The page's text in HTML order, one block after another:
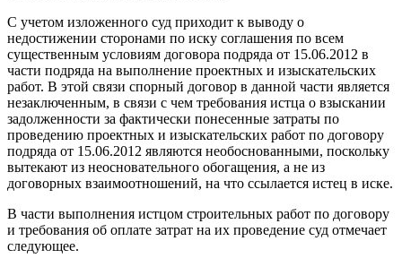
С учетом изложенного суд приходит к выводу о
недостижении сторонами по иску соглашения по всем
существенным условиям договора подряда от 15.06.2012 в
части подряда на выполнение проектных и изыскательских
работ. В этой связи спорный договор в данной части является
незаключенным, в связи с чем требования истца о взыскании
задолженности за фактически понесенные затраты по
проведению проектных и изыскательских работ по договору
подряда от 15.06.2012 являются необоснованными, поскольку
вытекают из неосновательного обогащения, а не из
договорных взаимоотношений, на что ссылается истец в иске.
В части выполнения истцом строительных работ по договору
и требования об оплате затрат на их проведение суд отмечает
следующее.